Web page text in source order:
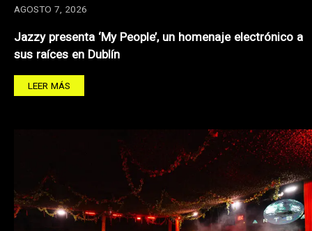
AGOSTO 7, 2026
Jazzy presenta ‘My People’, un homenaje electrónico a
sus raíces en Dublín
LEER MÁS